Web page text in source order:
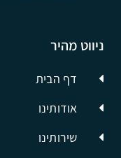
ניווט מהיר
דף הבית
אודותינו
שירותינו